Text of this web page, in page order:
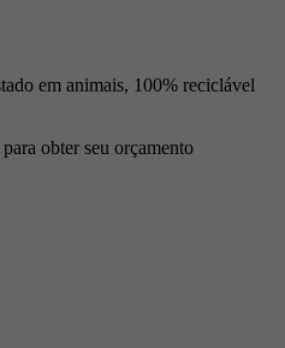
em animais, 100% reciclável
obter seu orçamento